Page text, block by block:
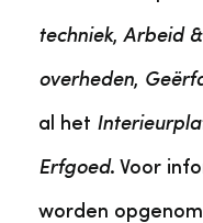
techniek, Arbeid
overheden,
al het
Erfgoed. Voor
worden